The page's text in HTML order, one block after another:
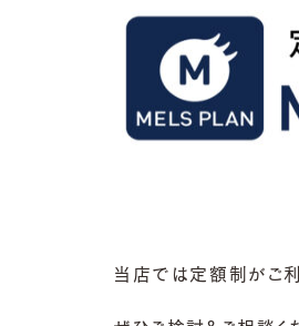
当店では定額制がご